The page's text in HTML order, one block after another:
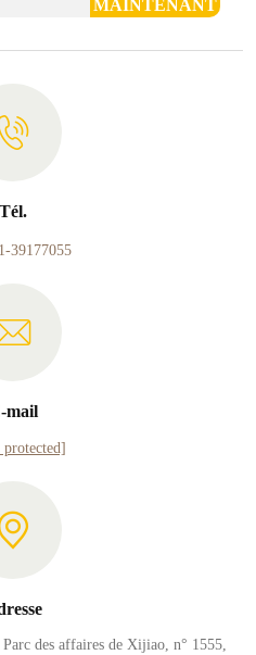
MAINTENANT
Tél.
39177055
mail
protected]
des affaires de Xijiao, n° 1555,